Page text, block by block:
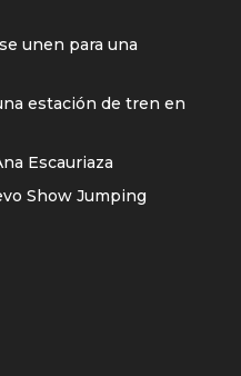
unen para una
estación de tren en
Escauriaza
Show Jumping